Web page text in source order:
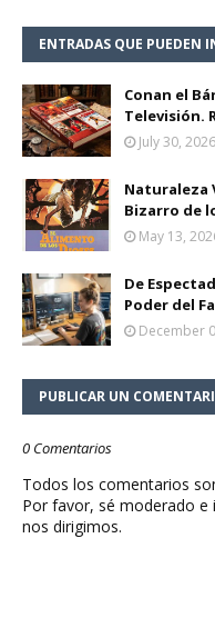
ENTRADAS QUE PUEDEN
Conan el
Televisión.
July 30, 2026
Naturaleza
Bizarro de
May 13,
De
Poder del
December
PUBLICAR UN
0 Comentarios
Todos los comentarios
Por favor, sé moderado e
nos dirigimos.